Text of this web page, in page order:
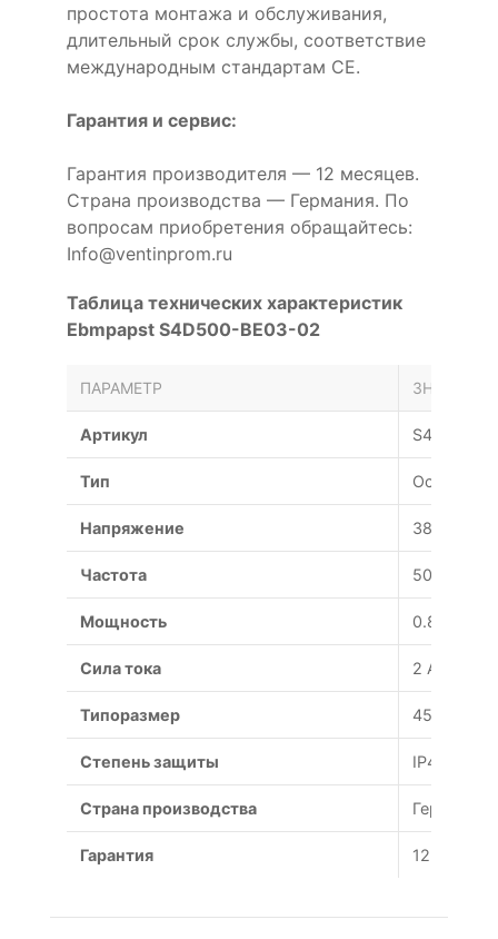
простота монтажа и обслуживания,
длительный срок службы, соответствие
международным стандартам CE.
Гарантия и сервис:
Гарантия производителя — 12 месяцев.
Страна производства — Германия. По
вопросам приобретения обращайтесь:
Info@ventinprom.ru
Таблица технических характеристик
Ebmpapst S4D500-BE03-02
ПАРАМЕТР ЗНАЧЕНИЕ
Артикул S4D500-
Тип Осевой
Напряжение 380 В
Частота 50 Гц
Мощность 0.82 Вт
Сила тока 2 А
Типоразмер 450 мм
Степень защиты IP44
Страна производства Германия
Гарантия 12